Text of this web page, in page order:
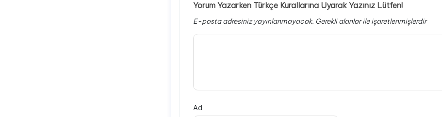
Yorum Yazarken Türkçe Kurallarına Uyarak Yazınız Lütfen!
E-posta adresiniz yayınlanmayacak. Gerekli alanlarile işaretlenmişlerdir
Ad